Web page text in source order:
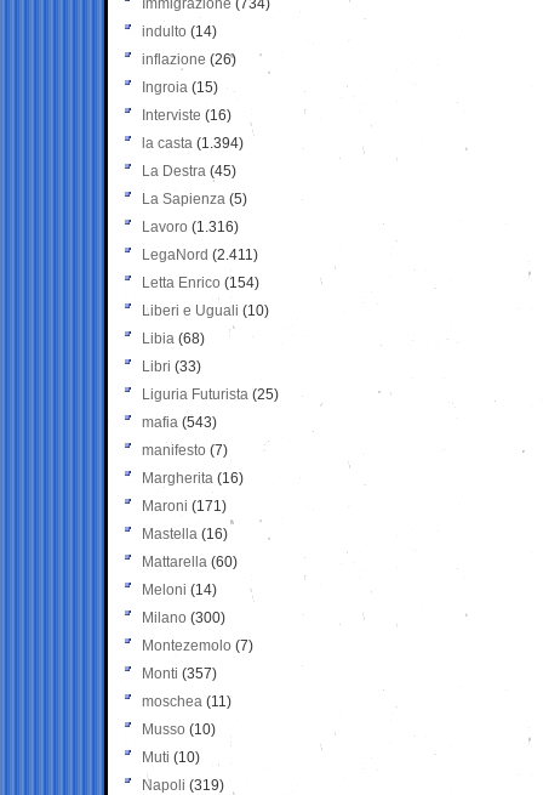
Immigrazione (734)
indulto (14)
inflazione (26)
Ingroia (15)
Interviste (16)
la casta (1.394)
La Destra (45)
La Sapienza (5)
Lavoro (1.316)
LegaNord (2.411)
Letta Enrico (154)
Liberi e Uguali (10)
Libia (68)
Libri (33)
Liguria Futurista (25)
mafia (543)
manifesto (7)
Margherita (16)
Maroni (171)
Mastella (16)
Mattarella (60)
Meloni (14)
Milano (300)
Montezemolo (7)
Monti (357)
moschea (11)
Musso (10)
Muti (10)
Napoli (319)